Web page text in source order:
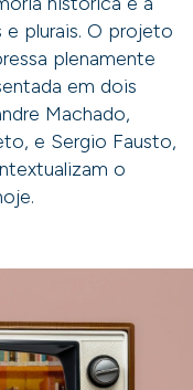
plurais. O projeto
plenamente
em dois
Machado,
e Sergio Fausto,
o